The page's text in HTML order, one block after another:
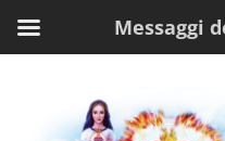
Messaggi